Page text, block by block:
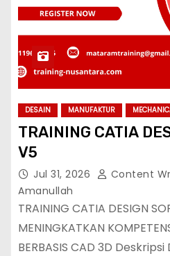
DESAIN MANUFAKTUR
TRAINING CATIA
V5
Jul 31, 2026
Content
Amanullah
TRAINING CATIA DESIGN
MENINGKATKAN
BERBASIS CAD 3D